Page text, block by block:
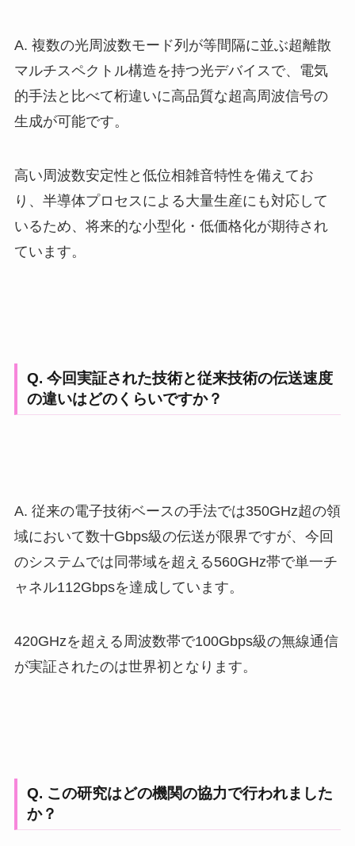
A. 複数の光周波数モード列が等間隔に並ぶ超離散
マルチスペクトル構造を持つ光デバイスで、電気
的手法と比べて桁違いに高品質な超高周波信号の
生成が可能です。
高い周波数安定性と低位相雑音特性を備えてお
り、半導体プロセスによる大量生産にも対応して
いるため、将来的な小型化・低価格化が期待され
ています。
Q. 今回実証された技術と従来技術の伝送速度
の違いはどのくらいですか？
A. 従来の電子技術ベースの手法では350GHz超の領
域において数十Gbps級の伝送が限界ですが、今回
のシステムでは同帯域を超える560GHz帯で単一チ
ャネル112Gbpsを達成しています。
420GHzを超える周波数帯で100Gbps級の無線通信
が実証されたのは世界初となります。
Q. この研究はどの機関の協力で行われました
か？